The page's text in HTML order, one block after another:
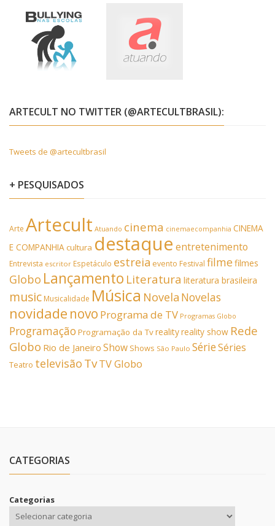
ARTECULT NO TWITTER (@ARTECULTBRASIL):
Tweets de @artecultbrasil
+ PESQUISADOS
Arte Artecult Atuando cinema cinemaecompanhia CINEMA
E COMPANHIAcultura destaque entretenimento
Entrevista escritor Espetáculo estreia evento Festival filmefilmes
Globo Lançamento Literatura literatura brasileira
music Musicalidade Música Novela Novelas
novidade novo Programa de TV Programas Globo
Programação Programação da Tvrealityreality show Rede
Globo Rio de Janeiro Show Shows São Paulo SérieSéries
Teatro televisão TvTV Globo
CATEGORIAS
Categorias